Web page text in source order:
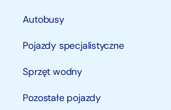
Autobusy
Pojazdy specjalistyczne
Sprzęt wodny
Pozostałe pojazdy